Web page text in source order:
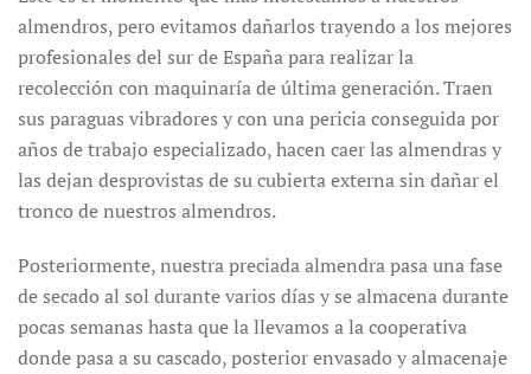
almendros, pero evitamos dañarlos trayendo a los mejores
profesionales del sur de España para realizar la
recolección con maquinaría de última generación. Traen
sus paraguas vibradores y con una pericia conseguida por
años de trabajo especializado, hacen caer las almendras y
las dejan desprovistas de su cubierta externa sin dañar el
tronco de nuestros almendros.
Posteriormente, nuestra preciada almendra pasa una fase
de secado al sol durante varios días y se almacena durante
pocas semanas hasta que la llevamos a la cooperativa
donde pasa a su cascado, posterior envasado y almacenaje